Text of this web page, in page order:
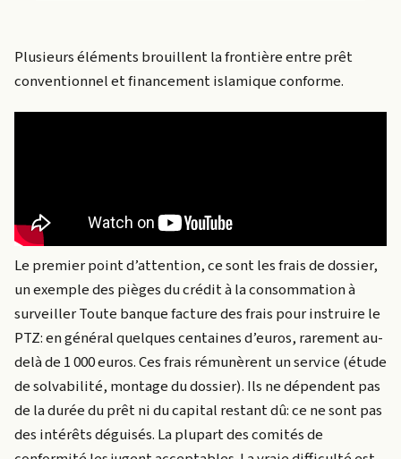
Plusieurs éléments brouillent la frontière entre prêt
conventionnel et financement islamique conforme.
Le premier point d’attention, ce sont les frais de dossier,
un exemple des pièges du crédit à la consommation à
surveiller Toute banque facture des frais pour instruire le
PTZ: en général quelques centaines d’euros, rarement au-
delà de 1 000 euros. Ces frais rémunèrent un service (étude
de solvabilité, montage du dossier). Ils ne dépendent pas
de la durée du prêt ni du capital restant dû: ce ne sont pas
des intérêts déguisés. La plupart des comités de